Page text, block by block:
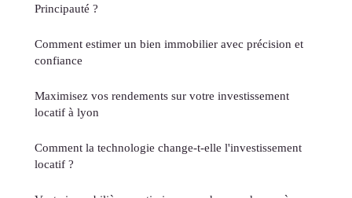
Principauté ?
Comment estimer un bien immobilier avec précision et
confiance
Maximisez vos rendements sur votre investissement
locatif à lyon
Comment la technologie change-t-elle l'investissement
locatif ?